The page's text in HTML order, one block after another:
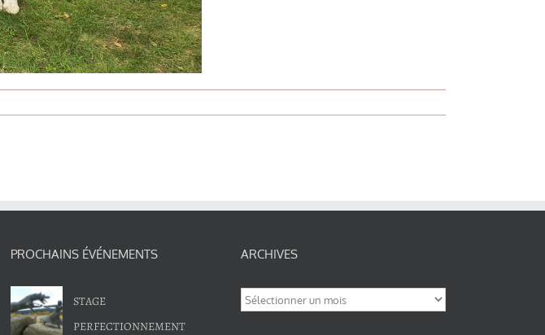
PROCHAINS ÉVÉNEMENTS
STAGE
PERFECTIONNEMENT
ARCHIVES
Archives